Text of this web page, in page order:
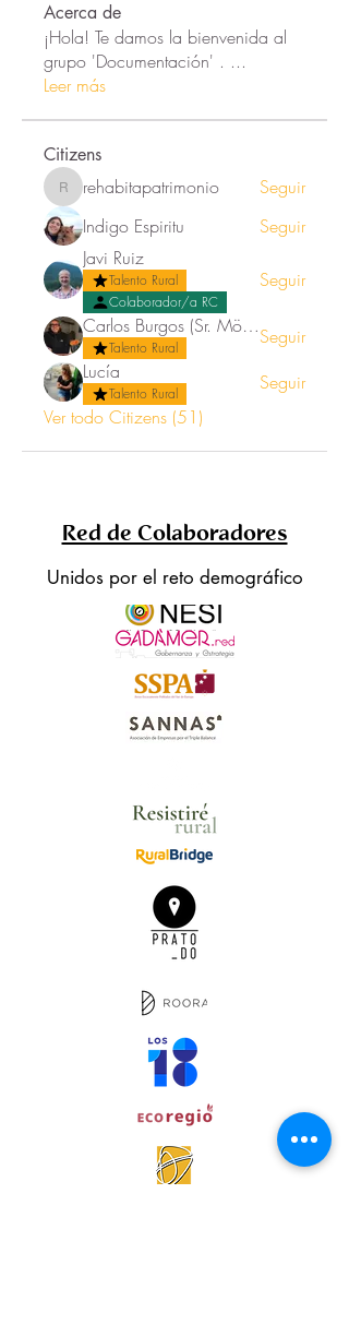
Acerca de
¡Hola! Te damos la bienvenida al
grupo 'Documentación' . ...
Leer más
Citizens
rehabitapatrimonio
rehabitapatrimonio
Seguir
Indigo Espiritu
Seguir
Javi Ruiz
Talento Rural
Colaborador/a RC
Seguir
Carlos Burgos (Sr. Mörez)
Talento Rural
Seguir
Lucía
Talento Rural
Seguir
Ver todo Citizens (51)
Red de Colaboradores
Unidos por el reto demográfico